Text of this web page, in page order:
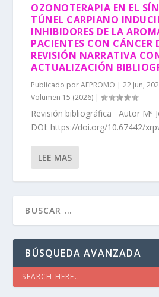
OZONOTERAPIA EN EL
TÚNEL CARPIANO
INHIBIDORES DE LA
PACIENTES CON CÁNCER
REVISIÓN NARRATIVA
ACTUALIZACIÓN
Publicado porAEPROMO |22 Jun,
Volumen 15 (2026) |
Revisión bibliográfica Autor Mª
DOI: https://doi.org/10.67442/
LEE MAS
BÚSQUEDA AVANZADA